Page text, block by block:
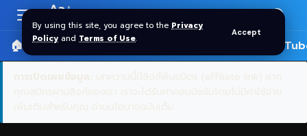
By using this site, you agree to the Privacy
Policy and Terms of Use.
Accept
Resizer
Aa
🏠 หน้าแรก ราคาทอง SPDR 🎬